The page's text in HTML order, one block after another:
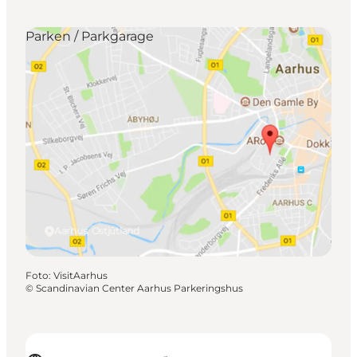
Aarhus, Ostjütland
Parken / Parkgarage
Foto: VisitAarhus
© Scandinavian Center Aarhus Parkeringshus